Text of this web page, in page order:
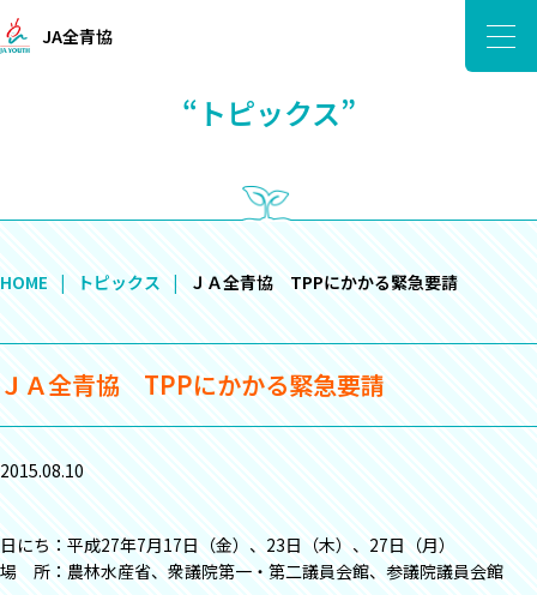
JA全青協
“トピックス”
HOME トピックス ＪＡ全青協 TPPにかかる緊急要請
ＪＡ全青協 TPPにかかる緊急要請
2015.08.10
日にち：平成27年7月17日（金）、23日（木）、27日（月）
場 所：農林水産省、衆議院第一・第二議員会館、参議院議員会館